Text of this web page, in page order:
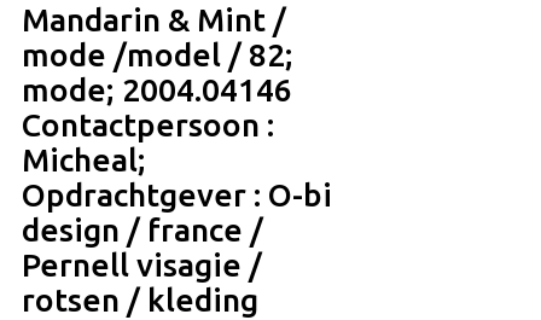
Artikel
Educatie
Recept
Vrienden
Over Via Belgica
Over Via Belgica
Onderzoek
Educatie
Vrienden
De gids
Organisatie
Contact
Pers
Gemeentes
Mandarin & Mint /
mode /model / 82;
mode; 2004.04146
Contactpersoon :
Micheal;
Opdrachtgever : O-bi
design / france /
Pernell visagie /
rotsen / kleding